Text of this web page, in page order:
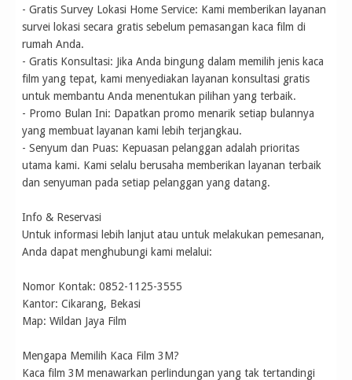
- Gratis Survey Lokasi Home Service: Kami memberikan layanan
survei lokasi secara gratis sebelum pemasangan kaca film di
rumah Anda.
- Gratis Konsultasi: Jika Anda bingung dalam memilih jenis kaca
film yang tepat, kami menyediakan layanan konsultasi gratis
untuk membantu Anda menentukan pilihan yang terbaik.
- Promo Bulan Ini: Dapatkan promo menarik setiap bulannya
yang membuat layanan kami lebih terjangkau.
- Senyum dan Puas: Kepuasan pelanggan adalah prioritas
utama kami. Kami selalu berusaha memberikan layanan terbaik
dan senyuman pada setiap pelanggan yang datang.
Info & Reservasi
Untuk informasi lebih lanjut atau untuk melakukan pemesanan,
Anda dapat menghubungi kami melalui:
Nomor Kontak: 0852-1125-3555
Kantor: Cikarang, Bekasi
Map: Wildan Jaya Film
Mengapa Memilih Kaca Film 3M?
Kaca film 3M menawarkan perlindungan yang tak tertandingi